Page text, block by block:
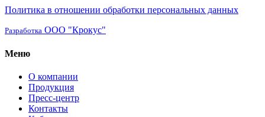
Политика в отношении обработки персональных данных
Разработка ООО "Крокус"
Меню
О компании
Продукция
Пресс-центр
Контакты